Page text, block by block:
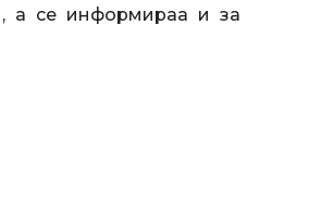
а се информираа и за